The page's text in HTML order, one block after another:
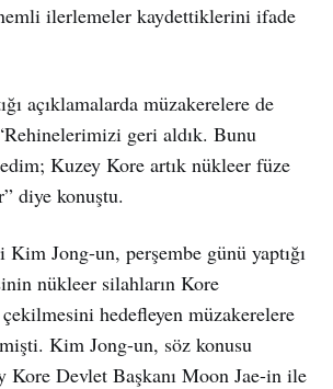
ilerlemeler kaydettiklerini ifade
açıklamalarda müzakerelere de
geri aldık. Bunu
Kuzey Kore artık nükleer füze
diye konuştu.
Jong-un, perşembe günü yaptığı
nükleer silahların Kore
çekilmesini hedefleyen müzakerelere
Kim Jong-un, söz konusu
Kore Devlet Başkanı Moon Jae-in ile